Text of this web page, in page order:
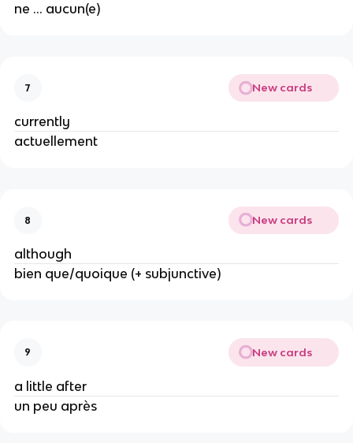
ne ... aucun(e)
7 New cards
currently
actuellement
8 New cards
although
bien que/quoique (+ subjunctive)
9 New cards
a little after
un peu après